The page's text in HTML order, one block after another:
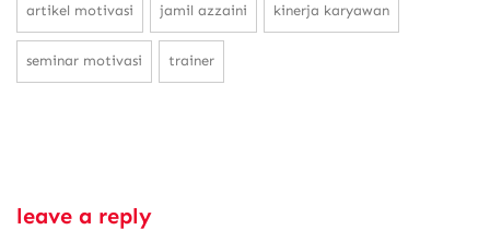
artikel motivasi jamil azzaini kinerja karyawan
seminar motivasi trainer
leave a reply